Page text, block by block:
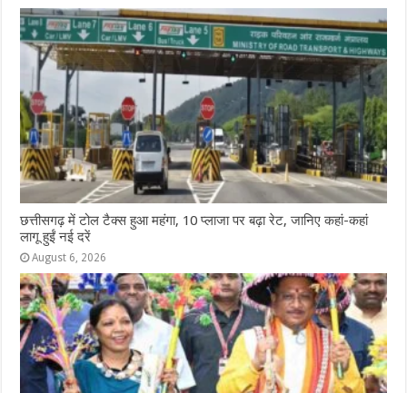
छत्तीसगढ़ में टोल टैक्स हुआ महंगा, 10 प्लाजा पर बढ़ा रेट, जानिए कहां-कहां
लागू हुईं नई दरें
August 6, 2026